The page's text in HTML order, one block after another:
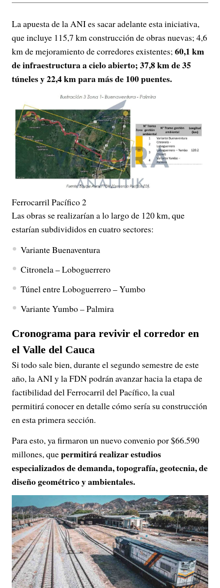
La apuesta de la ANI es sacar adelante esta iniciativa,
que incluye 115,7 km construcción de obras nuevas; 4,6
km de mejoramiento de corredores existentes; 60,1 km
de infraestructura a cielo abierto; 37,8 km de 35
túneles y 22,4 km para más de 100 puentes.
Ferrocarril Pacífico 2
Las obras se realizarían a lo largo de 120 km, que
estarían subdivididos en cuatro sectores:
Variante Buenaventura
Citronela – Loboguerrero
Túnel entre Loboguerrero – Yumbo
Variante Yumbo – Palmira
Cronograma para revivir el corredor en
el Valle del Cauca
Si todo sale bien, durante el segundo semestre de este
año, la ANI y la FDN podrán avanzar hacia la etapa de
factibilidad del Ferrocarril del Pacífico, la cual
permitirá conocer en detalle cómo sería su construcción
en esta primera sección.
Para esto, ya firmaron un nuevo convenio por $66.590
millones, quepermitirá realizar estudios
especializados de demanda, topografía, geotecnia, de
diseño geométrico y ambientales.